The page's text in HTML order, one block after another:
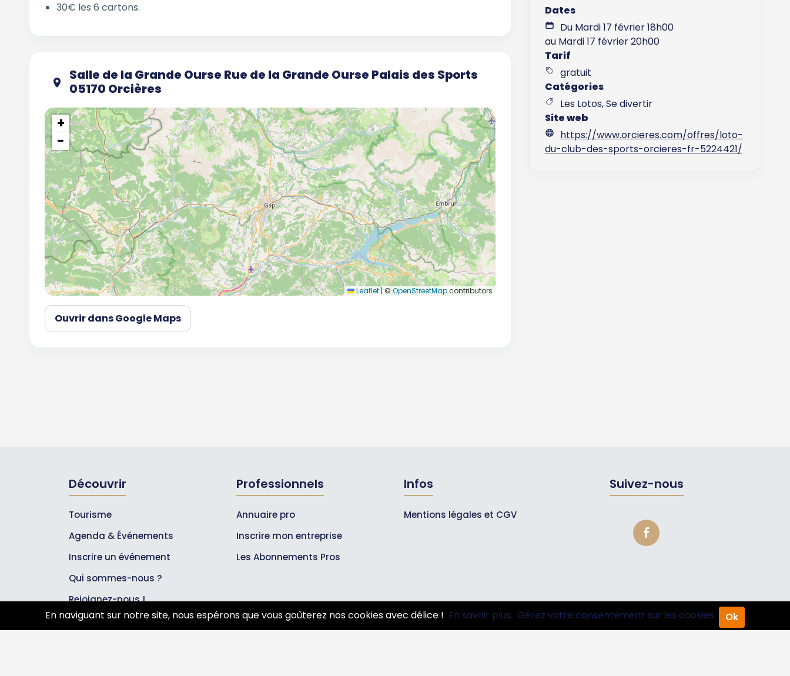
30€ les 6 cartons.
Salle de la Grande Ourse Rue de la Grande Ourse Palais des Sports
05170 Orcières
+
−
Leaflet |© OpenStreetMapcontributors
Ouvrir dans Google Maps
Dates
Du Mardi 17 février 18h00
au Mardi 17 février 20h00
Tarif
gratuit
Catégories
Les Lotos, Se divertir
Site web
https://www.orcieres.com/offres/loto-
du-club-des-sports-orcieres-fr-5224421/
Découvrir
Tourisme
Agenda & Événements
Inscrire un événement
Qui sommes-nous ?
Rejoignez-nous !
Partenaires
Professionnels
Annuaire pro
Inscrire mon entreprise
Les Abonnements Pros
Infos
Mentions légales et CGV
Suivez-nous
En naviguant sur notre site, nous espérons que vous goûterez nos cookies avec délice ! En savoir plus. Gérez votre consentement sur les cookies. Ok